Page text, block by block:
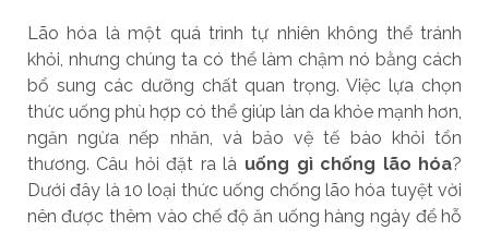
Lão hóa là một quá trình tự nhiên không thể tránh
khỏi, nhưng chúng ta có thể làm chậm nó bằng cách
bổ sung các dưỡng chất quan trọng. Việc lựa chọn
thức uống phù hợp có thể giúp làn da khỏe mạnh hơn,
ngăn ngừa nếp nhăn, và bảo vệ tế bào khỏi tổn
thương. Câu hỏi đặt ra là uống gì chống lão hóa?
Dưới đây là 10 loại thức uống chống lão hóa tuyệt vời
nên được thêm vào chế độ ăn uống hàng ngày để hỗ